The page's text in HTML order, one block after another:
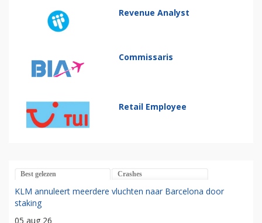
Revenue Analyst
Commissaris
Retail Employee
Best gelezen Crashes
KLM annuleert meerdere vluchten naar Barcelona door
staking
05 aug 26